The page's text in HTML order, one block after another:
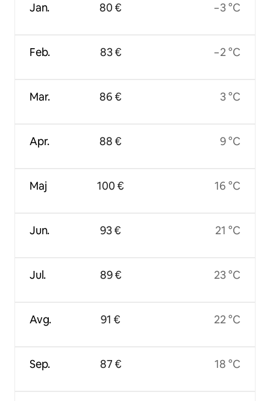
Jan.
Feb.
Mar.
Apr.
Maj
Jun.
Jul.
Avg.
Sep.
80 €
83 €
86 €
88 €
100 €
93 €
89 €
91 €
87 €
−3 °C
−2 °C
3 °C
9 °C
16 °C
21 °C
23 °C
22 °C
18 °C